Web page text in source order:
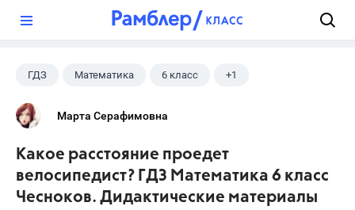
ГДЗ Математика 6 класс +1
Чесноков А.С.
Марта Серафимовна
Какое расстояние проедет
велосипедист? ГДЗ Математика 6 класс
Чесноков. Дидактические материалы